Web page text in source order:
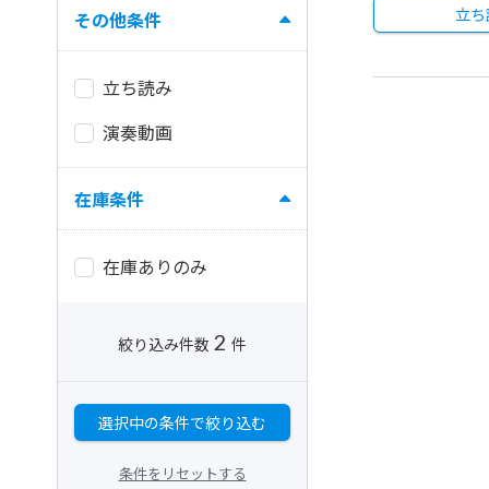
立
その他条件
立ち読み
演奏動画
在庫条件
在庫ありのみ
絞り込み件数 2 件
選択中の条件で絞り込む
条件をリセットする